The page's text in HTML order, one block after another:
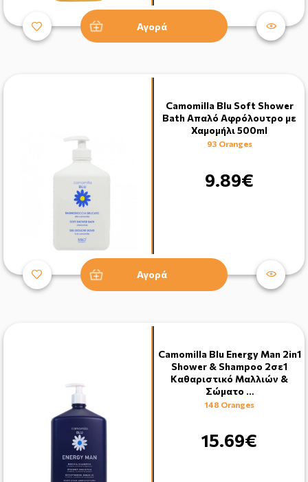
Αγορά
Camomilla Blu Soft Shower
Bath Aπαλό Αφρόλουτρο με
Χαμομήλι 500ml
93 Oranges
9.89€
Αγορά
Camomilla Blu Energy Man 2in1
Shower & Shampoo 2σε1
Kαθαριστικό Mαλλιών &
Σώματο …
148 Oranges
15.69€